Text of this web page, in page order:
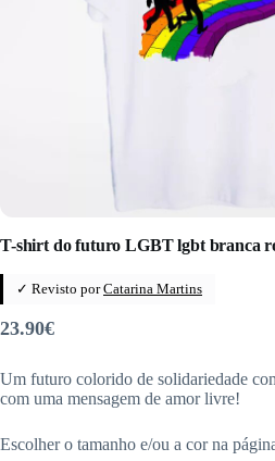
T-shirt do futuro LGBT lgbt branca
✓ Revisto porCatarina Martins
23.90€
Um futuro colorido de solidariedade
com uma mensagem de amor livre!
Escolher o tamanho e/ou a cor na